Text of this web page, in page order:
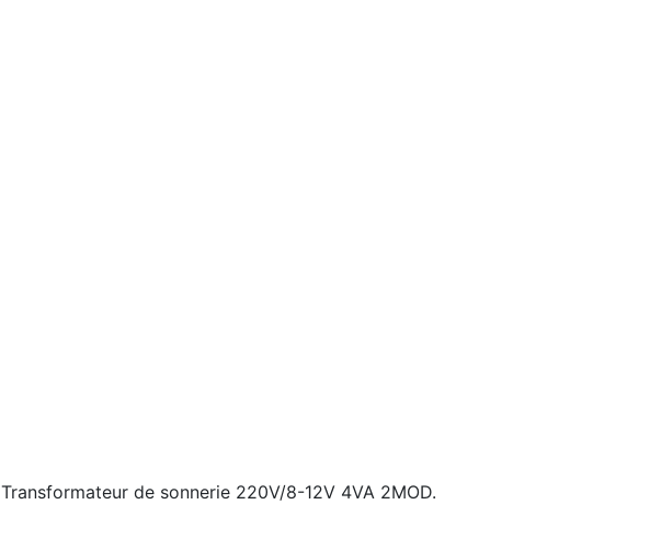
Transformateur de sonnerie 220V/8-12V 4VA 2MOD.